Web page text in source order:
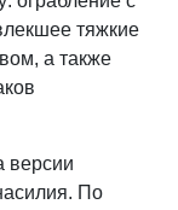
тяжкие
а также
версии
По